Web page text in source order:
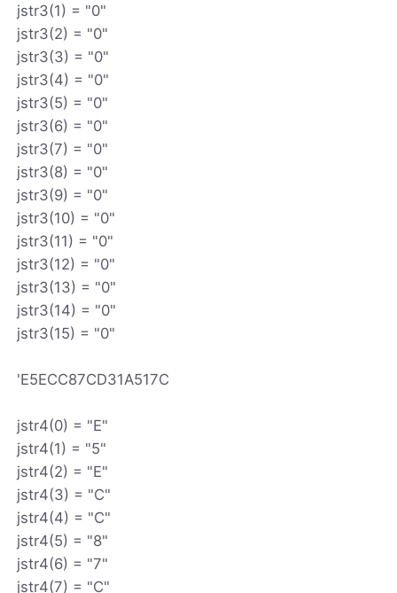
jstr3(1) = "0"
jstr3(2) = "0"
jstr3(3) = "0"
jstr3(4) = "0"
jstr3(5) = "0"
jstr3(6) = "0"
jstr3(7) = "0"
jstr3(8) = "0"
jstr3(9) = "0"
jstr3(10) = "0"
jstr3(11) = "0"
jstr3(12) = "0"
jstr3(13) = "0"
jstr3(14) = "0"
jstr3(15) = "0"
'E5ECC87CD31A517C
jstr4(0) = "E"
jstr4(1) = "5"
jstr4(2) = "E"
jstr4(3) = "C"
jstr4(4) = "C"
jstr4(5) = "8"
jstr4(6) = "7"
jstr4(7) = "C"